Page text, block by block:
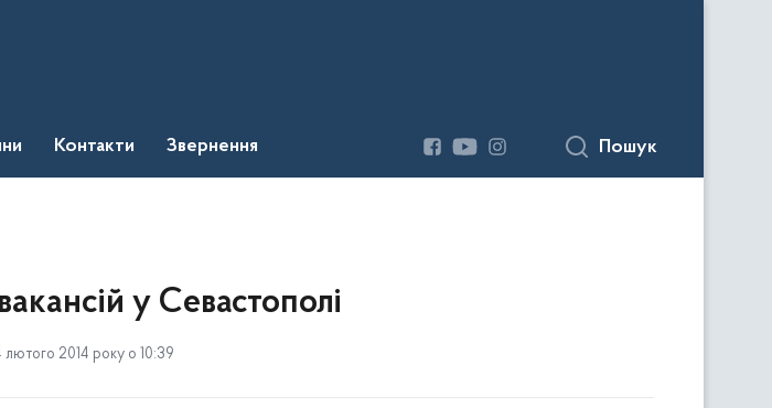
Контакти Звернення Пошук
у Севастополі
лютого 2014 року о 10:39